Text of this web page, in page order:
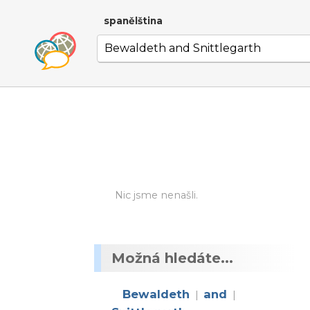
spanělština
Nic jsme nenašli.
Možná hledáte...
Bewaldeth | and |